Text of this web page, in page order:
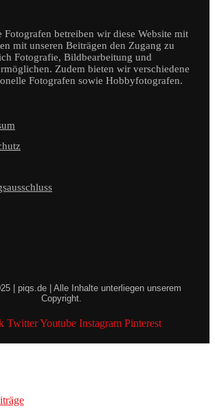
Fotografen betreiben wir diese Website mit
mit unseren Beiträgen den Zugang zu
Fotografie, Bildbearbeitung und
Zudem bieten wir verschiedene
Fotografen sowie Hobbyfotografen.
| piqs.de | Alle Inhalte unterliegen unserem
Copyright.
Twitter Youtube Instagram Pinterest